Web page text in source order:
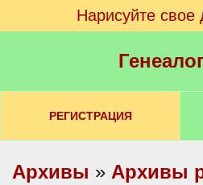
Нарисуйте
РЕГИСТРАЦИЯ
Архивы » Архивы